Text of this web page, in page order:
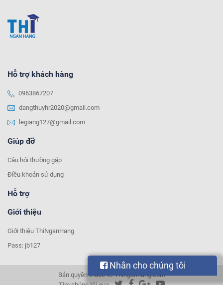
Hỗ trợ khách hàng
0963867207
dangthuyhr2020@gmail.com
legiang127@gmail.com
Giúp đỡ
Câu hỏi thường gặp
Điều khoản sử dụng
Hỗ trợ
Giới thiệu
Giới thiệu ThiNganHang
Pass: jb127
Bản quyền thuộc về Thinganhang.com
Nhắn cho chúng tôi